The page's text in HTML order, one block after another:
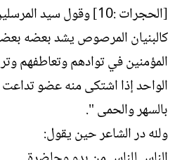
[الحجرات :10] وقول سيد
كالبنيان المرصوص يشد بعضه
المؤمنين في توادهم وتعاطفهم
الواحد إذا اشتكى منه عضو تداعت
بالسهر والحمى ".
ولله در الشاعر حين يقول: